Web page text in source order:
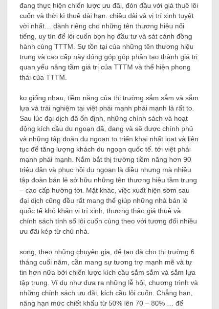
đang thực hiện chiến lược ưu đãi, đón đầu với giá thuê lôi
cuốn và thời kì thuê dài hạn. chiều dài và vị trí xinh tuyệt
vời nhất… dành riêng cho những tên thương hiệu nổi
tiếng, uy tín để lôi cuốn bọn họ đầu tư và sát cánh đồng
hành cùng TTTM. Sự tồn tại của những tên thương hiệu
trung và cao cấp này đóng góp góp phần tạo thành giá trị
quan yếu nâng tầm giá trị của TTTM và thể hiện phong
thái của TTTM.
ko giống nhau, tiềm năng của thị trường sắm sắm và sắm
lựa và trải nghiệm tại việt phái mạnh phái mạnh là rất to.
Sau lúc đại dịch đã ổn định, những chính sách và hoạt
động kích cầu du ngoạn đã, đang và sẽ được chính phủ
và những tập đoàn du ngoạn to triển khai nhất loạt và liên
tục để tăng lượng khách du ngoạn quốc tế. tới việt phái
mạnh phái mạnh. Nắm bắt thị trường tiềm năng hơn 90
triệu dân và phục hồi du ngoạn là điều nhưng mà nhiều
tập đoàn bán lẻ sở hữu những tên thương hiệu tầm trung
– cao cấp hướng tới. Mặt khác, việc xuất hiện sớm sau
đại dịch cũng đều rất mang thể giúp những nhà bán lẻ
quốc tế khó khăn vị trí xinh, thương thảo giá thuê và
chính sách tính sổ lôi cuốn cùng theo với tương đối nhiều
ưu đãi kép từ chủ nhà.
song, theo những chuyên gia, để tạo đà cho thị trường 6
tháng cuối năm, cần mang sự tương trợ mạnh mẽ và tự
tin hơn nữa bởi chiến lược kích cầu sắm sắm và sắm lựa
tập trung. Ví dụ như đưa ra những lễ hội, chương trình và
những chính sách ưu đãi, kích cầu lôi cuốn. Chẳng hạn,
nâng hạn mức chiết khấu từ 50% lên 70 – 80% … để